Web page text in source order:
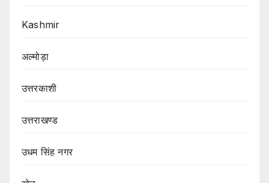
Kashmir
अल्मोड़ा
उत्तरकाशी
उत्तराखण्ड
उधम सिंह नगर